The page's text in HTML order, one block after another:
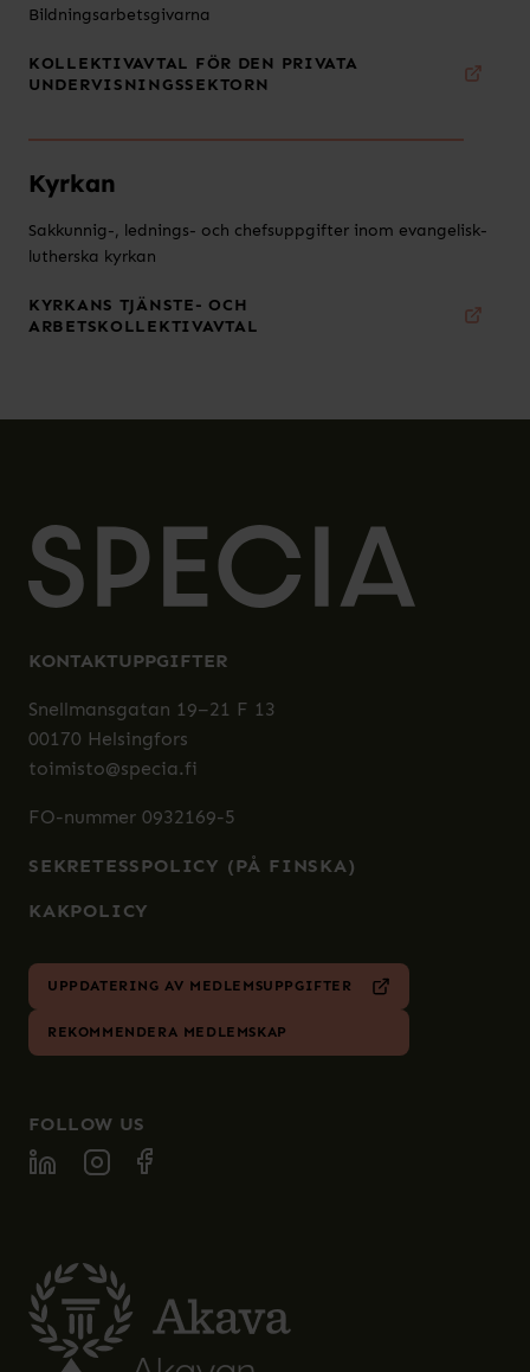
Bildningsarbetsgivarna
KOLLEKTIVAVTAL FÖR DEN PRIVATA
UNDERVISNINGSSEKTORN
Kyrkan
Sakkunnig-, lednings- och chefsuppgifter inom evangelisk-
lutherska kyrkan
KYRKANS TJÄNSTE- OCH
ARBETSKOLLEKTIVAVTAL
KONTAKTUPPGIFTER
Snellmansgatan 19–21 F 13
00170 Helsingfors
toimisto@specia.fi
FO-nummer 0932169-5
SEKRETESSPOLICY (PÅ FINSKA)
KAKPOLICY
UPPDATERING AV MEDLEMSUPPGIFTER
REKOMMENDERA MEDLEMSKAP
FOLLOW US
FOLLOW SPECIA ON LINKEDIN
FOLLOW SPECIA ON INSTAGRAM
FOLLOW SPECIA ON FACEBOOK